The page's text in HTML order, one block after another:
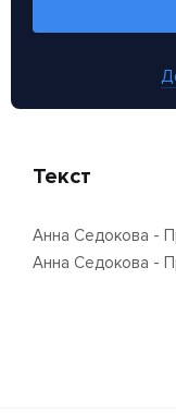
Текст
Анна Седокова -
Анна Седокова -